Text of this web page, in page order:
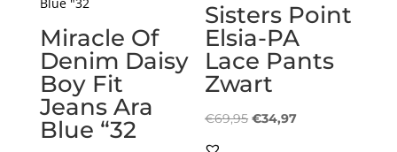
Miracle Of
Denim Daisy
Boy Fit
Jeans Ara
Blue “32
Sisters Point
Elsia-PA
Lace Pants
Zwart
€69,95 Oorspronkelijke
€34,97Huidige